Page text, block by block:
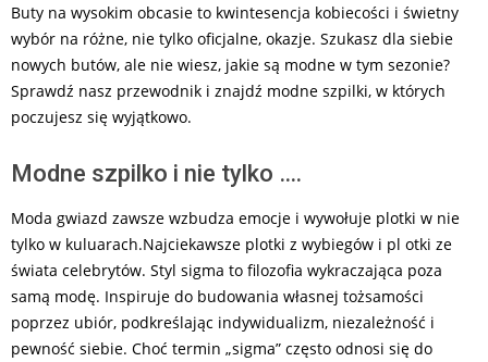
Buty na wysokim obcasie to kwintesencja kobiecości i świetny
wybór na różne, nie tylko oficjalne, okazje. Szukasz dla siebie
nowych butów, ale nie wiesz, jakie są modne w tym sezonie?
Sprawdź nasz przewodnik i znajdź modne szpilki, w których
poczujesz się wyjątkowo.
Modne szpilko i nie tylko ….
Moda gwiazd zawsze wzbudza emocje i wywołuje plotki w nie
tylko w kuluarach.Najciekawsze plotki z wybiegów i pl otki ze
świata celebrytów. Styl sigma to filozofia wykraczająca poza
samą modę. Inspiruje do budowania własnej tożsamości
poprzez ubiór, podkreślając indywidualizm, niezależność i
pewność siebie. Choć termin „sigma” często odnosi się do